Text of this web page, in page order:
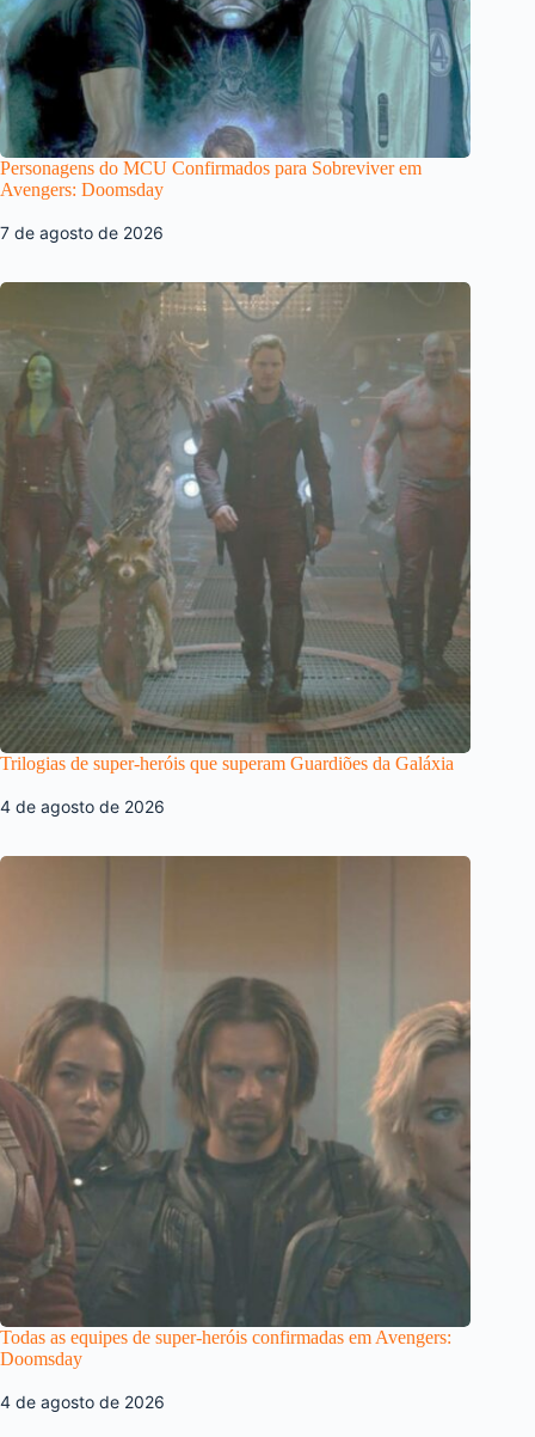
Personagens do MCU Confirmados para Sobreviver em
Avengers: Doomsday
7 de agosto de 2026
Trilogias de super-heróis que superam Guardiões da Galáxia
4 de agosto de 2026
Todas as equipes de super-heróis confirmadas em Avengers:
Doomsday
4 de agosto de 2026